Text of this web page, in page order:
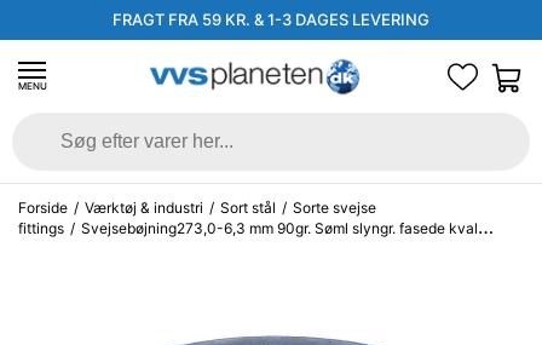
FRAGT FRA 59 KR. & 1-3 DAGES LEVERING
MENU
Forside / Værktøj & industri / Sort stål / Sorte svejse
fittings / Svejsebøjning273,0-6,3 mm 90gr. Søml slyngr. fasede kval